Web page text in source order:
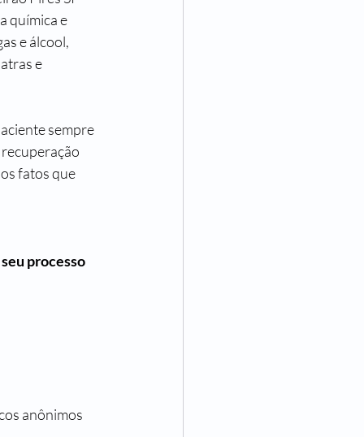
química e
e álcool,
e
sempre
fatos que
processo
anônimos